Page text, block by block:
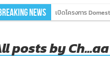
News เปิดโครงการ
posts by Ch...aa